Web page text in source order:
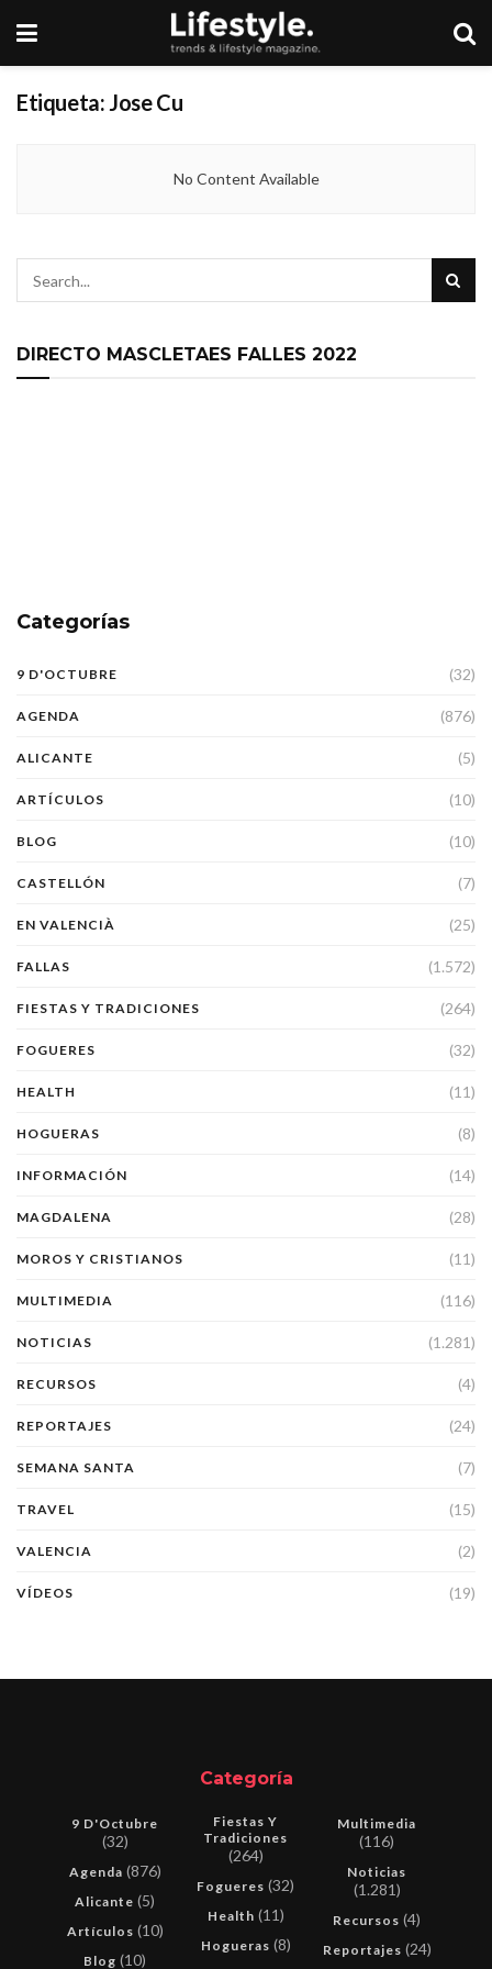
Etiqueta: Jose Cu
No Content Available
DIRECTO MASCLETAES FALLES 2022
Categorías
9 D'OCTUBRE (32)
AGENDA (876)
ALICANTE (5)
ARTÍCULOS (10)
BLOG (10)
CASTELLÓN (7)
EN VALENCIÀ (25)
FALLAS (1.572)
FIESTAS Y TRADICIONES (264)
FOGUERES (32)
HEALTH (11)
HOGUERAS (8)
INFORMACIÓN (14)
MAGDALENA (28)
MOROS Y CRISTIANOS (11)
MULTIMEDIA (116)
NOTICIAS (1.281)
RECURSOS (4)
REPORTAJES (24)
SEMANA SANTA (7)
TRAVEL (15)
VALENCIA (2)
VÍDEOS (19)
Categoría
9 D'Octubre
(32)
Agenda (876)
Alicante (5)
Artículos (10)
Blog (10)
Fiestas Y
Tradiciones
(264)
Fogueres (32)
Health (11)
Hogueras (8)
Multimedia
(116)
Noticias
(1.281)
Recursos (4)
Reportajes (24)